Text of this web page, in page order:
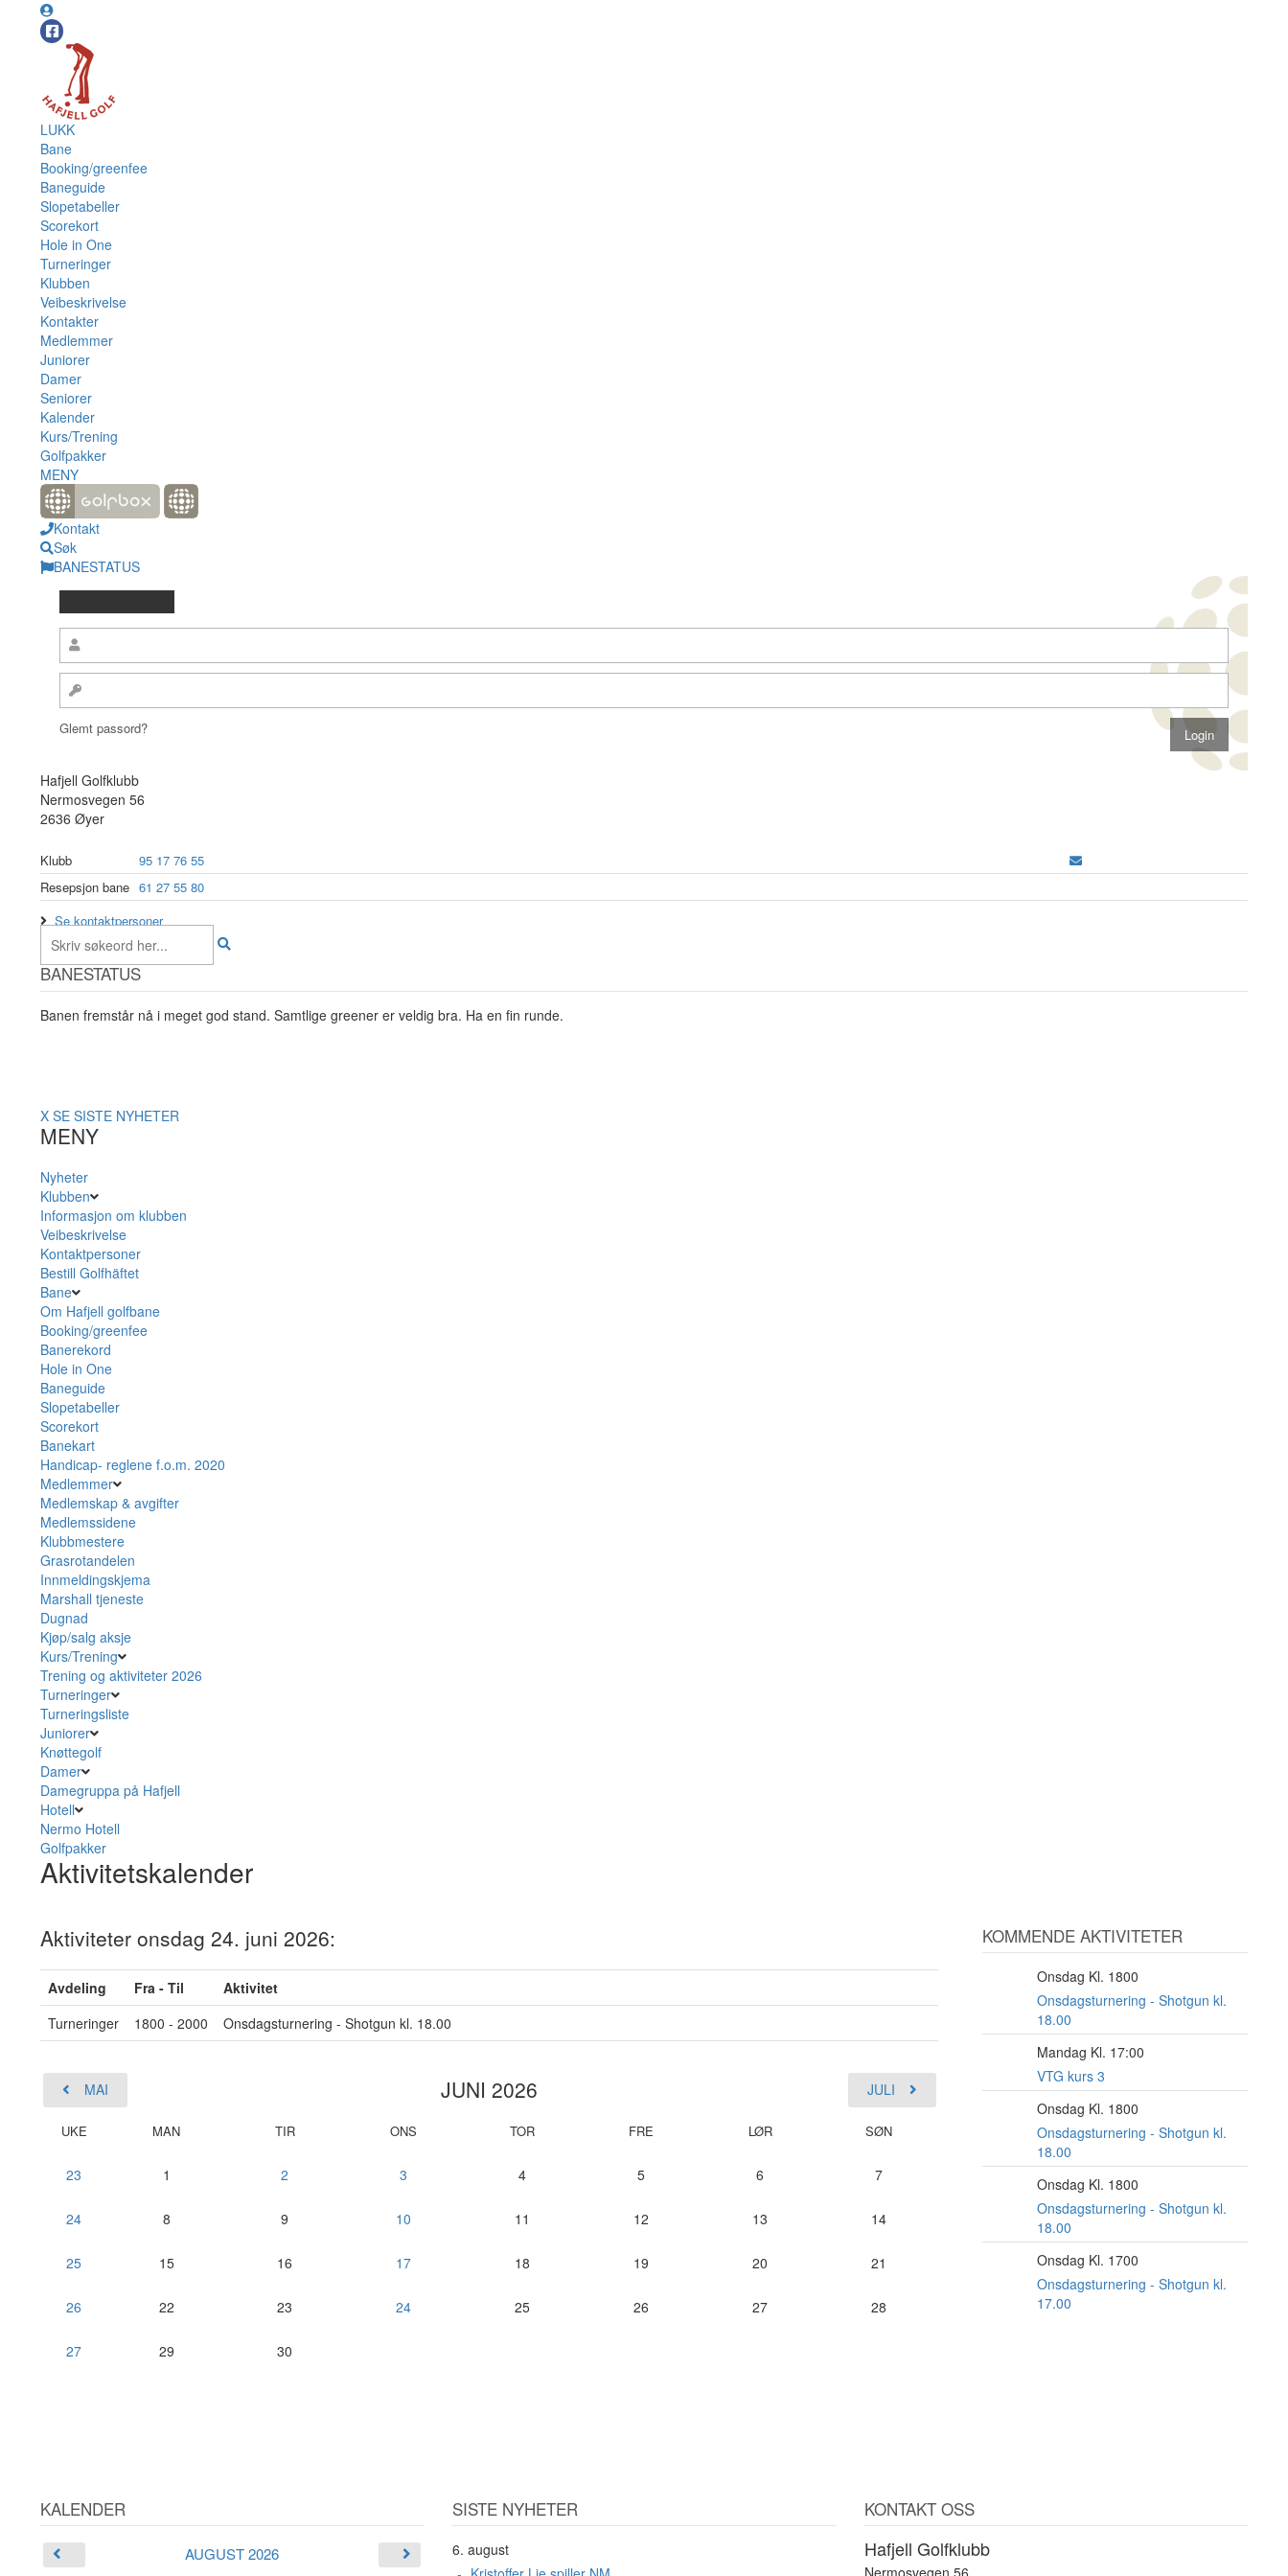
LUKK
Bane
Booking/greenfee
Baneguide
Slopetabeller
Scorekort
Hole in One
Turneringer
Klubben
Veibeskrivelse
Kontakter
Medlemmer
Juniorer
Damer
Seniorer
Kalender
Kurs/Trening
Golfpakker
MENY
Kontakt
Søk
BANESTATUS
Glemt passord?
Hafjell Golfklubb
Nermosvegen 56
2636 Øyer
Klubb
95 17 76 55
Resepsjon bane 61 27 55 80
Se kontaktpersoner
BANESTATUS
Banen fremstår nå i meget god stand. Samtlige greener er veldig bra. Ha en fin runde.
X SE SISTE NYHETER
MENY
Nyheter
Klubben
Informasjon om klubben
Veibeskrivelse
Kontaktpersoner
Bestill Golfhäftet
Bane
Om Hafjell golfbane
Booking/greenfee
Banerekord
Hole in One
Baneguide
Slopetabeller
Scorekort
Banekart
Handicap- reglene f.o.m. 2020
Medlemmer
Medlemskap & avgifter
Medlemssidene
Klubbmestere
Grasrotandelen
Innmeldingskjema
Marshall tjeneste
Dugnad
Kjøp/salg aksje
Kurs/Trening
Trening og aktiviteter 2026
Turneringer
Turneringsliste
Juniorer
Knøttegolf
Damer
Damegruppa på Hafjell
Hotell
Nermo Hotell
Golfpakker
Aktivitetskalender
Aktiviteter onsdag 24. juni 2026:
Avdeling Fra - Til
Aktivitet
Turneringer
1800 - 2000 Onsdagsturnering - Shotgun kl. 18.00
MAI JULI
JUNI 2026
UKE MAN TIR ONS TOR FRE LØR SØN
23 1 2 3 4 5 6 7
24 8 9 10 11 12 13 14
25 15 16 17 18 19 20 21
26 22 23 24 25 26 27 28
27 29 30
KOMMENDE AKTIVITETER
Onsdag Kl. 1800
Onsdagsturnering - Shotgun kl.
18.00
Mandag Kl. 17:00
VTG kurs 3
Onsdag Kl. 1800
Onsdagsturnering - Shotgun kl.
18.00
Onsdag Kl. 1800
Onsdagsturnering - Shotgun kl.
18.00
Onsdag Kl. 1700
Onsdagsturnering - Shotgun kl.
17.00
KALENDER
AUGUST 2026
SISTE NYHETER
6. august
KONTAKT OSS
Hafjell Golfklubb